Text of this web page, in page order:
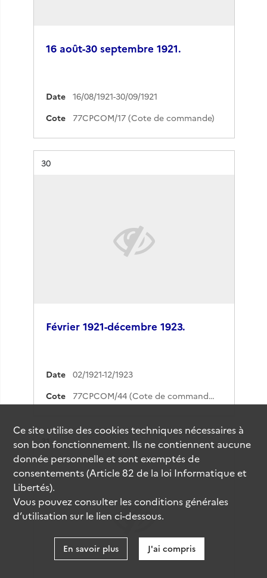
16 août-30 septembre 1921.
Date
16/08/1921-30/09/1921
Cote
77CPCOM/17 (Cote de commande)
Résultat n°
30
Février 1921-décembre 1923.
Date
02/1921-12/1923
Cote
77CPCOM/44 (Cote de commande)
Résultat n°
31
Ce site utilise descookiestechniques nécessaires à
son bon fonctionnement. Ils ne contiennent aucune
donnée personnelle et sont exemptés de
consentements (Article 82 de la loi Informatique et
Libertés).
Vous pouvez consulter les conditions générales
d’utilisation sur le lien ci-dessous.
En savoir plus J'ai compris